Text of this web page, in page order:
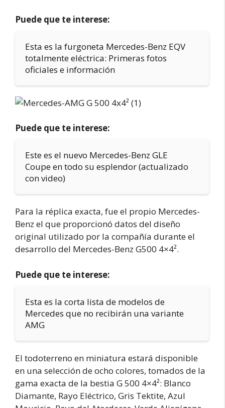
Puede que te interese:
Esta es la furgoneta Mercedes-Benz EQV
totalmente eléctrica: Primeras fotos
oficiales e información
Puede que te interese:
Este es el nuevo Mercedes-Benz GLE
Coupe en todo su esplendor (actualizado
con video)
Para la réplica exacta, fue el propio Mercedes-
Benz el que proporcionó datos del diseño
original utilizado por la compañía durante el
desarrollo del Mercedes-Benz G500 4×4².
Puede que te interese:
Esta es la corta lista de modelos de
Mercedes que no recibirán una variante
AMG
El todoterreno en miniatura estará disponible
en una selección de ocho colores, tomados de la
gama exacta de la bestia G 500 4×4²: Blanco
Diamante, Rayo Eléctrico, Gris Tektite, Azul